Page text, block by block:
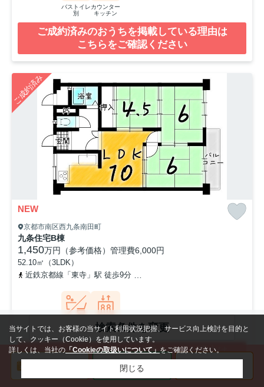
バストイレ
別
カウンター
キッチン
ご成約済みのおうちを掲載している理由は
こちらをご確認ください
ご成約済み
NEW
京都市南区西九条南田町
九条住宅B棟
1,450万円（参考価格） 管理費6,000円
52.10㎡（3LDK）
近鉄京都線「東寺」駅 徒歩9分
バストイレ
別
エレベータ
ー
ご成約済みのおうちを掲載している理由は
こちらをご確認ください
検索条件を変更
当サイトでは、お客様の当サイト利用状況把握、サービス向上検討を目的と
して、クッキー（Cookie）を使用しています。
詳しくは、当社の 「Cookieの取扱いについて」をご確認ください。
閉じる